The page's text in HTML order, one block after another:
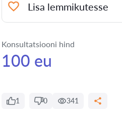
Lisa lemmikutesse
Konsultatsiooni hind
100 eu
1 0 341